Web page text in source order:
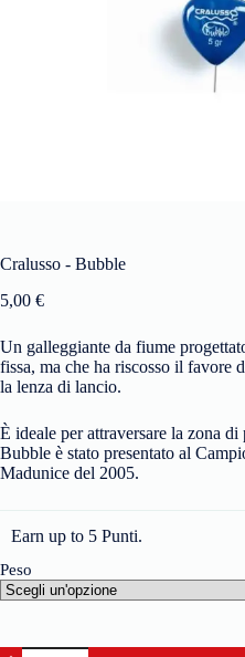
Cralusso - Bubble
5,00 €
Un galleggiante da fiume
fissa, ma che ha riscosso il favore
la lenza di lancio.
È ideale per attraversare la zona
Bubble è stato presentato al
Madunice del 2005.
Earn up to 5 Punti.
Peso